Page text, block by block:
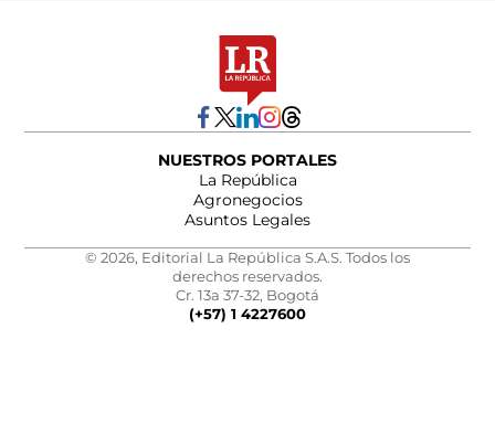
NUESTROS PORTALES
La República
Agronegocios
Asuntos Legales
© 2026, Editorial La República S.A.S. Todos los
derechos reservados.
Cr. 13a 37-32, Bogotá
(+57) 1 4227600